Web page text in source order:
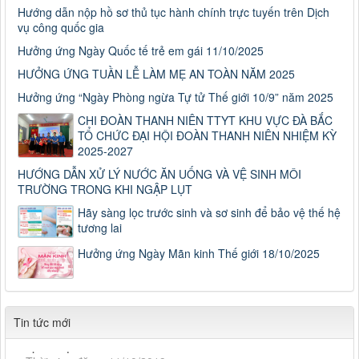
Hướng dẫn nộp hồ sơ thủ tục hành chính trực tuyến trên Dịch
vụ công quốc gia
Hưởng ứng Ngày Quốc tế trẻ em gái 11/10/2025
HƯỞNG ỨNG TUẦN LỄ LÀM MẸ AN TOÀN NĂM 2025
Hưởng ứng “Ngày Phòng ngừa Tự tử Thế giới 10/9” năm 2025
CHI ĐOÀN THANH NIÊN TTYT KHU VỰC ĐÀ BẮC
TỔ CHỨC ĐẠI HỘI ĐOÀN THANH NIÊN NHIỆM KỲ
2025-2027
HƯỚNG DẪN XỬ LÝ NƯỚC ĂN UỐNG VÀ VỆ SINH MÔI
TRƯỜNG TRONG KHI NGẬP LỤT
Hãy sàng lọc trước sinh và sơ sinh để bảo vệ thế hệ
tương lai
Hưởng ứng Ngày Mãn kinh Thế giới 18/10/2025
Tin tức mới
Số: 187/CV-TTYT
Đẩy nhanh tiến độ thực hiện Hồ sơ bệnh án điện tử
Thời gian đăng: 11/10/2019
Cách chặn 5 bệnh hô hấp dễ mắc
Cách chặn 5 bệnh hô hấp dễ mắc
Thời gian đăng: 11/10/2019
Tiếp tục tăng cường công tác lãnh, chỉ đạo phòng,
Tiếp tục tăng cường công tác lãnh, chỉ đạo phòng, chống
dịch tả lợn châu Phi
Thời gian đăng: 11/10/2019